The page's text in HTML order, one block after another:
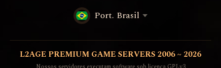
Port. Brasil
L2AGE PREMIUM GAME SERVERS 2006 ~ 2026